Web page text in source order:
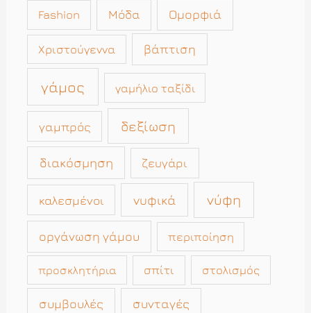
Fashion Μόδα Ομορφιά
Χριστούγεννα βάπτιση
γάμος γαμήλιο ταξίδι
γαμπρός δεξίωση
διακόσμηση ζευγάρι
καλεσμένοι νυφικά νύφη
οργάνωση γάμου περιποίηση
προσκλητήρια σπίτι στολισμός
συμβουλές συνταγές